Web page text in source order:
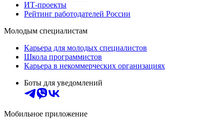
ИТ-проекты
Рейтинг работодателей России
Молодым специалистам
Карьера для молодых специалистов
Школа программистов
Карьера в некоммерческих организациях
Боты для уведомлений
Мобильное приложение